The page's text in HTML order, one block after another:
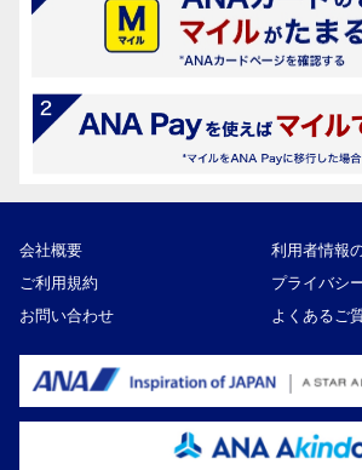
会社概要
利用者情報
ご利用規約
プライバシ
お問い合わせ
よくあるご